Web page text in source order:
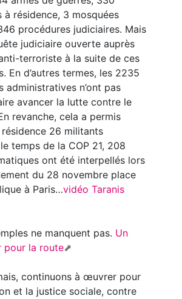
à résidence, 3 mosquées
procédures judiciaires. Mais
judiciaire ouverte auprès
terroriste à la suite de ces
En d’autres termes, les 2235
administratives n’ont pas
avancer la lutte contre le
revanche, cela a permis
résidence 26 militants
temps de la COP 21, 208
ont été interpellés lors
du 28 novembre place
à Paris…vidéo Taranis
ne manquent pas. Un
pour la route
continuons à œuvrer pour
et la justice sociale, contre